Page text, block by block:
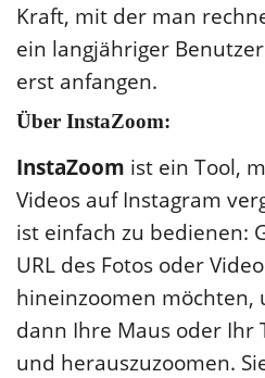
Kraft, mit der man
ein langjähriger
erst anfangen.
Über InstaZoom:
InstaZoom ist ein Tool,
Videos auf Instagram
ist einfach zu bedienen:
URL des Fotos oder
hineinzoomen möchten,
dann Ihre Maus oder Ihr
und herauszuzoomen.